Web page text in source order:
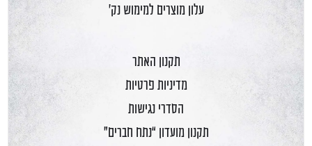
עלון מוצרים למימוש נק'
תקנון האתר
מדיניות פרטיות
הסדרי נגישות
תקנון מועדון “נתח חברים”